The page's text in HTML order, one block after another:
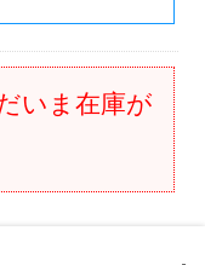
いま在庫が